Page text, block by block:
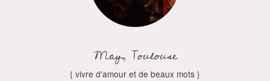
May, Toulouse
{ vivre d'amour et de beaux mots }